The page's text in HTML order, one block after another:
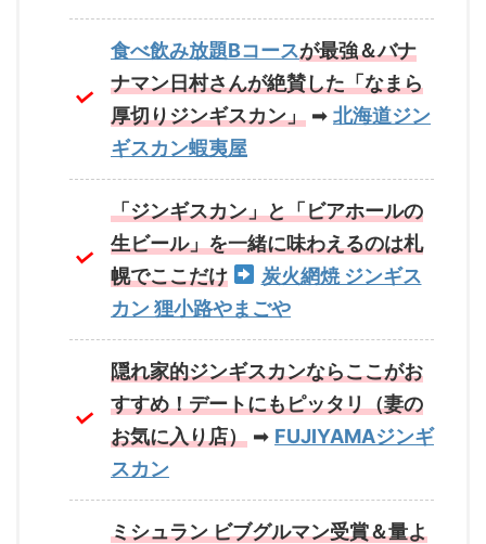
食べ飲み放題Bコースが最強＆バナ
ナマン日村さんが絶賛した「なまら
厚切りジンギスカン」 ➡ 北海道ジン
ギスカン蝦夷屋
「ジンギスカン」と「ビアホールの
生ビール」を一緒に味わえるのは札
幌でここだけ
炭火網焼 ジンギス
カン 狸小路やまごや
隠れ家的ジンギスカンならここがお
すすめ！デートにもピッタリ（妻の
お気に入り店） ➡ FUJIYAMAジンギ
スカン
ミシュラン ビブグルマン受賞＆量よ